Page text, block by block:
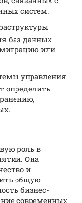
систем.
баз данных
миграцию или
управления
определить
роль в
Она
и
общую
бизнес-
современных